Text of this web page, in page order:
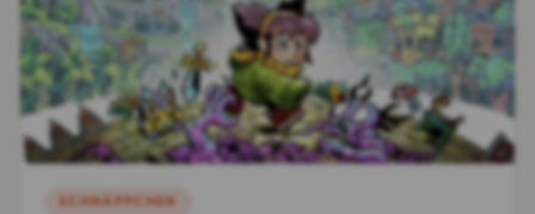
SCHNÄPPCHEN